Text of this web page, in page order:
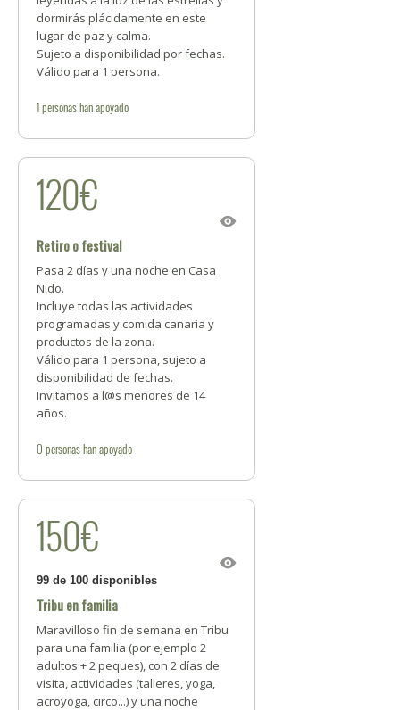
dormirás plácidamente en este
lugar de paz y calma.
Sujeto a disponibilidad por fechas.
Válido para 1 persona.
1personashan apoyado
120€
Retiro o festival
Pasa 2 días y una noche en Casa
Nido.
Incluye todas las actividades
programadas y comida canaria y
productos de la zona.
Válido para 1 persona, sujeto a
disponibilidad de fechas.
Invitamos a l@s menores de 14
años.
0 personashan apoyado
150€
99 de 100 disponibles
Tribu en familia
Maravilloso fin de semana en Tribu
para una familia (por ejemplo 2
adultos + 2 peques), con 2 días de
visita, actividades (talleres, yoga,
acroyoga, circo...) y una noche